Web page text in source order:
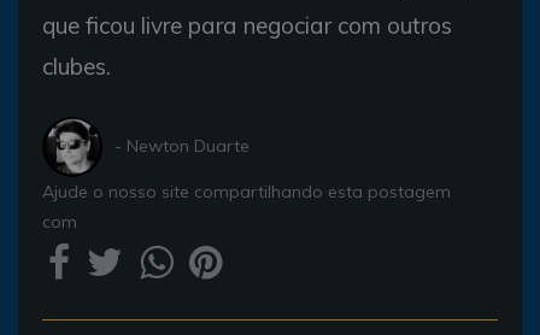
que ficou livre para negociar com outros
clubes.
- Newton Duarte
Ajude o nosso site compartilhando esta postagem
com